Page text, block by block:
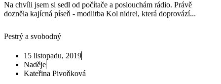
Na chvíli jsem si sedl od počítače a poslouchám rádio. Právě
dozněla kajícná píseň - modlitba Kol nidrei, která doprovází...
Pestrý a svobodný
15 listopadu, 2019
Naděje
Kateřina Pivoňková